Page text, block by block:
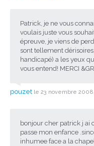
Patrick, je ne vous
voulais juste vous
épreuve, je viens de
sont tellement
handicapé) a les yeux
vous entend! MERCI
pouzet le 23 novembre
bonjour cher patrick j ai
passe mon enfance
inhumee face a la